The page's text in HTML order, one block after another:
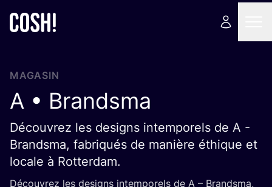
MAGASIN
A • Brandsma
Découvrez les designs intemporels de A -
Brandsma, fabriqués de manière éthique et
locale à Rotterdam.
Décou­vrez les desi­gns intem­po­rels de A – Brand­sma,